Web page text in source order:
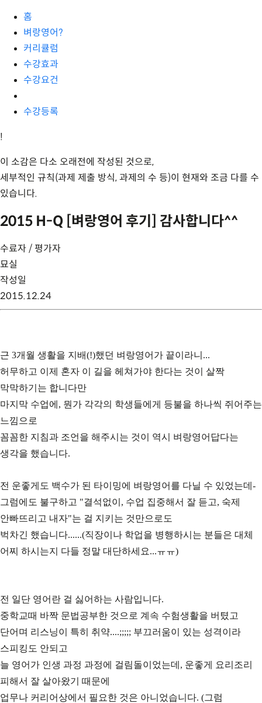
홈
벼랑영어?
커리큘럼
수강효과
수강요건
수강등록
!
이 소감은 다소 오래전에 작성된 것으로,
세부적인 규칙(과제 제출 방식, 과제의 수 등)이 현재와 조금 다를 수
있습니다.
2015 H-Q [벼랑영어 후기] 감사합니다^^
수료자 / 평가자
묘실
작성일
2015.12.24
근 3개월 생활을 지배(!)했던 벼랑영어가 끝이라니...
허무하고 이제 혼자 이 길을 헤쳐가야 한다는 것이 살짝
막막하기는 합니다만
마지막 수업에, 뭔가 각각의 학생들에게 등불을 하나씩 쥐어주는
느낌으로
꼼꼼한 지침과 조언을 해주시는 것이 역시 벼랑영어답다는
생각을 했습니다.
전 운좋게도 백수가 된 타이밍에 벼랑영어를 다닐 수 있었는데-
그럼에도 불구하고 "결석없이, 수업 집중해서 잘 듣고, 숙제
안빠뜨리고 내자"는 걸 지키는 것만으로도
벅차긴 했습니다......(직장이나 학업을 병행하시는 분들은 대체
어찌 하시는지 다들 정말 대단하세요...ㅠㅠ)
전 일단 영어란 걸 싫어하는 사람입니다.
중학교때 바짝 문법공부한 것으로 계속 수험생활을 버텼고
단어며 리스닝이 특히 취약....;;;;; 부끄러움이 있는 성격이라
스피킹도 안되고
늘 영어가 인생 과정 과정에 걸림돌이었는데, 운좋게 요리조리
피해서 잘 살아왔기 때문에
업무나 커리어상에서 필요한 것은 아니었습니다. (그럼